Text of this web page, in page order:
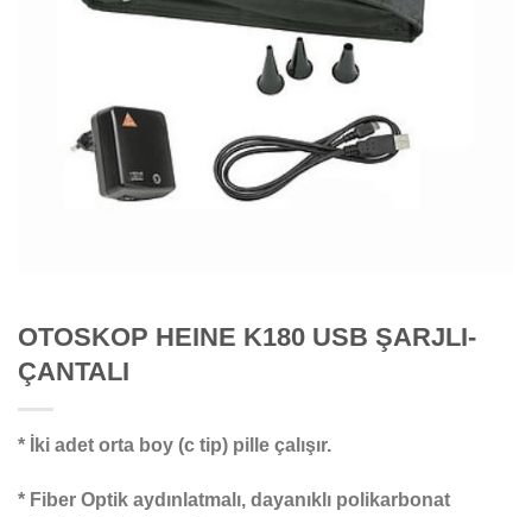
OTOSKOP HEINE K180 USB ŞARJLI-
ÇANTALI
* İki adet orta boy (c tip) pille çalışır.
* Fiber Optik aydınlatmalı, dayanıklı polikarbonat